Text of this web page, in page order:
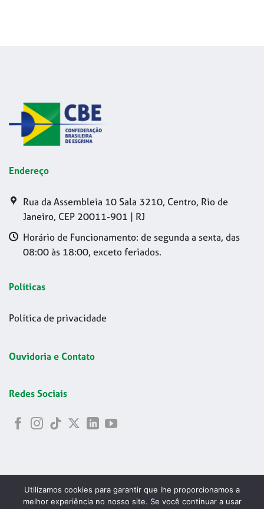
Endereço
Rua da Assembleia 10 Sala 3210, Centro, Rio de
Janeiro, CEP 20011-901 | RJ
Horário de Funcionamento: de segunda a sexta, das
08:00 às 18:00, exceto feriados.
Políticas
Política de privacidade
Ouvidoria e Contato
Redes Sociais
Utilizamos cookies para garantir que lhe proporcionamos a
melhor experiência no nosso site. Se você continuar a usar